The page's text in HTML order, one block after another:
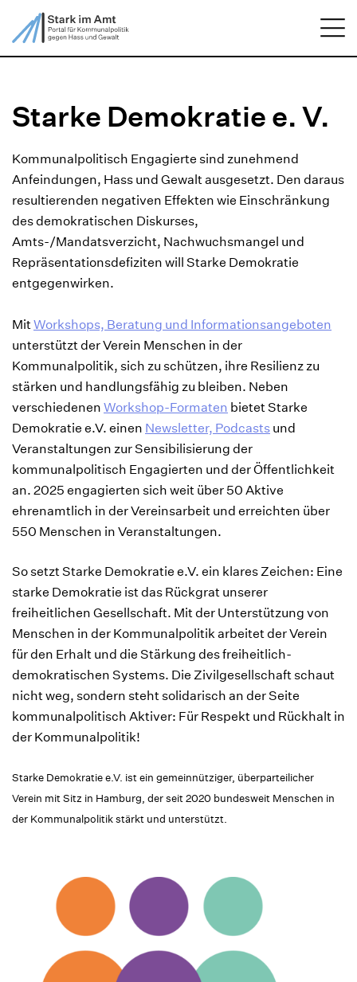
ZUM HAUPTINHALT SPRINGEN
ZUR SUCHE SPRINGEN
Starke Demokratie e. V.
Kommunalpolitisch Engagierte sind zunehmend
Anfeindungen, Hass und Gewalt ausgesetzt. Den daraus
resultierenden negativen Effekten wie Einschränkung
des demokratischen Diskurses,
Amts-/Mandatsverzicht, Nachwuchsmangel und
Repräsentationsdefiziten will Starke Demokratie
entgegenwirken.
MitWorkshops, Beratung und Informationsangeboten
unterstützt der Verein Menschen in der
Kommunalpolitik, sich zu schützen, ihre Resilienz zu
stärken und handlungsfähig zu bleiben. Neben
verschiedenen Workshop-Formaten bietet Starke
Demokratie e.V. einen Newsletter, Podcasts und
Veranstaltungen zur Sensibilisierung der
kommunalpolitisch Engagierten und der Öffentlichkeit
an. 2025 engagierten sich weit über 50 Aktive
ehrenamtlich in der Vereinsarbeit und erreichten über
550 Menschen in Veranstaltungen.
So setzt Starke Demokratie e.V. ein klares Zeichen: Eine
starke Demokratie ist das Rückgrat unserer
freiheitlichen Gesellschaft. Mit der Unterstützung von
Menschen in der Kommunalpolitik arbeitet der Verein
für den Erhalt und die Stärkung des freiheitlich-
demokratischen Systems. Die Zivilgesellschaft schaut
nicht weg, sondern steht solidarisch an der Seite
kommunalpolitisch Aktiver: Für Respekt und Rückhalt in
der Kommunalpolitik!
Starke Demokratie e.V. ist ein gemeinnütziger, überparteilicher
Verein mit Sitz in Hamburg, der seit 2020 bundesweit Menschen in
der Kommunalpolitik stärkt und unterstützt.